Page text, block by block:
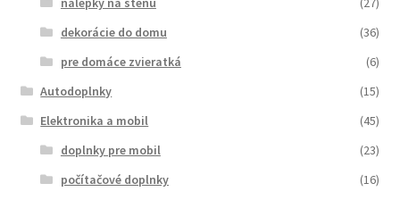
dekorácie do domu
(36)
pre domáce zvieratká
(6)
Autodoplnky
(15)
Elektronika a mobil
(45)
doplnky pre mobil
(23)
počítačové doplnky
(16)